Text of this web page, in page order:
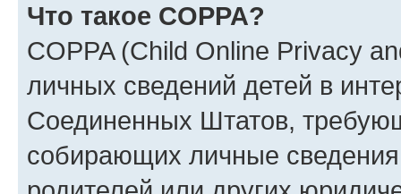
Что такое COPPA?
COPPA (Child Online Privacy
личных сведений детей в
Соединенных Штатов,
собирающих личные